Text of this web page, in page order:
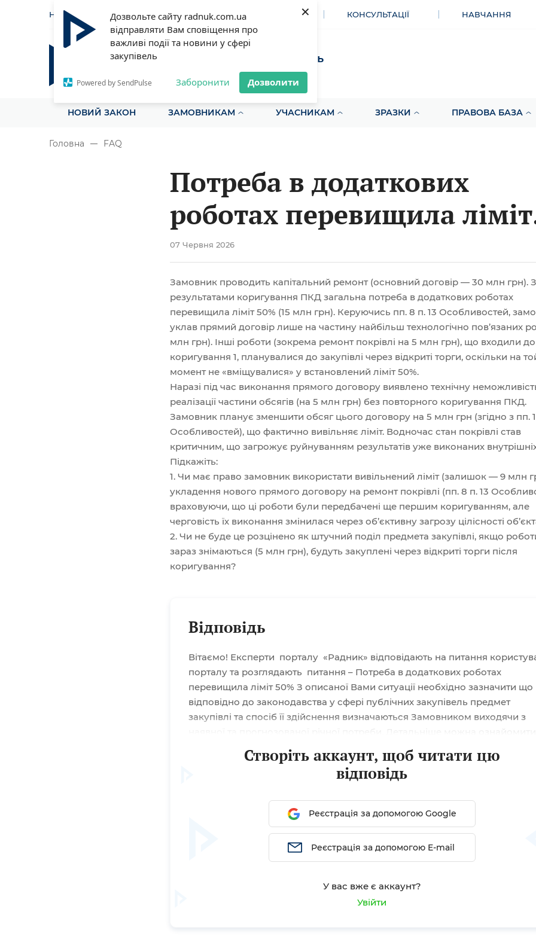
Дозвольте сайту radnuk.com.ua
відправляти Вам сповіщення про
важливі події та новини у сфері
закупівель
Powered by SendPulse Заборонити Дозволити
×
НОВИНИ СТАТТІ ІНСТРУМЕНТИ КОНСУЛЬТАЦІЇ НАВЧАННЯ
Радник у сфері публічних закупівель
Все для закупівель на одному порталі
НОВИЙ ЗАКОН ЗАМОВНИКАМ УЧАСНИКАМ ЗРАЗКИ ПРАВОВА БАЗА
Головна FAQ
Потреба в додаткових
роботах перевищила ліміт
50%
07 Червня 2026
Замовник проводить капітальний ремонт (основний договір — 30 млн грн).
результатами коригування ПКД загальна потреба в додаткових роботах
перевищила ліміт 50% (15 млн грн). Керуючись пп. 8 п. 13 Особливостей,
уклав прямий договір лише на частину найбільш технологічно пов’язаних
млн грн). Інші роботи (зокрема ремонт покрівлі на 5 млн грн), що входили
коригування 1, планувалися до закупівлі через відкриті торги, оскільки на
момент не «вміщувалися» у встановлений ліміт 50%.
Наразі під час виконання прямого договору виявлено технічну
реалізації частини обсягів (на 5 млн грн) без повторного коригування ПКД.
Замовник планує зменшити обсяг цього договору на 5 млн грн (згідно з пп. 1
Особливостей), що фактично вивільняє ліміт. Водночас стан покрівлі став
критичним, що загрожує руйнуванням результатів уже виконаних внутрішніх
Підкажіть:
1. Чи має право замовник використати вивільнений ліміт (залишок — 9 млн
укладення нового прямого договору на ремонт покрівлі (пп. 8 п. 13
враховуючи, що ці роботи були передбачені ще першим коригуванням, але
черговість їх виконання змінилася через об’єктивну загрозу цілісності
2. Чи не буде це розцінено як штучний поділ предмета закупівлі, якщо
зараз знімаються (5 млн грн), будуть закуплені через відкриті торги після
коригування?
Відповідь
Вітаємо! Експерти порталу «Радник» відповідають на питання
порталу та розглядають питання – Потреба в додаткових роботах
перевищила ліміт 50% З описаної Вами ситуації необхідно зазначити що
відповідно до законодавства у сфері публічних закупівель предмет
закупівлі та спосіб її здійснення визначаються Замовником виходячи з
статті: Вартісні межі в публічних закупівлях: таблиця для уповноваженої
особи З описаної Вами ситуація якщо ви завчасно знали що загальна
потреба в додаткових роботах перевищувала ліміт...
Створіть аккаунт, щоб читати цю
відповідь
Реєстрація за допомогою Google
Реєстрація за допомогою E-mail
У вас вже є аккаунт?
Увійти